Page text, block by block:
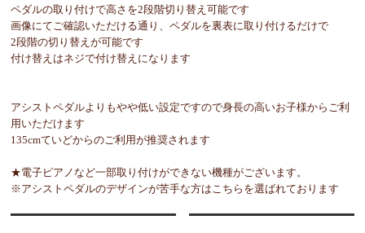
ペダルの取り付けで高さを2段階切り替え可能です
画像にてご確認いただける通り、ペダルを裏表に取り付けるだけで
2段階の切り替えが可能です
付け替えはネジで付け替えになります
アシストペダルよりもやや低い設定ですので身長の高いお子様からご利
用いただけます
135cmていどからのご利用が推奨されます
★電子ピアノなど一部取り付けができない機種がございます。
※アシストペダルのデザインが苦手な方はこちらを選ばれております